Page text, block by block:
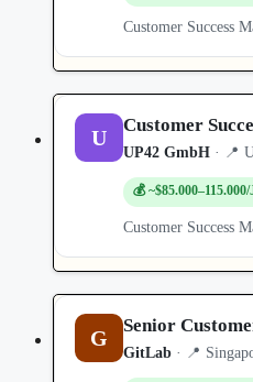
Customer Success
U Customer
UP42 GmbH · 📍
💰
Customer Success
G Senior
GitLab · 📍